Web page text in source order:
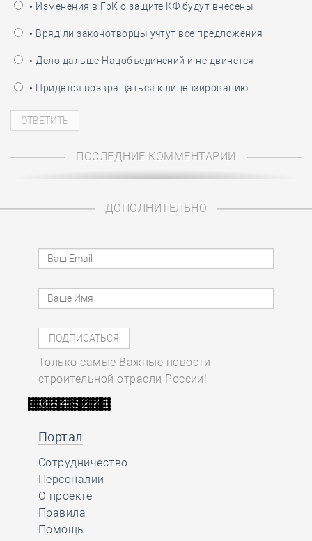
• Изменения в ГрК о защите КФ будут внесены
• Вряд ли законотворцы учтут все предложения
• Дело дальше Нацобъединений и не двинется
• Придётся возвращаться к лицензированию…
ПОСЛЕДНИЕ КОММЕНТАРИИ
ДОПОЛНИТЕЛЬНО
Только самые Важные новости
строительной отрасли России!
Портал
Сотрудничество
Персоналии
О проекте
Правила
Помощь